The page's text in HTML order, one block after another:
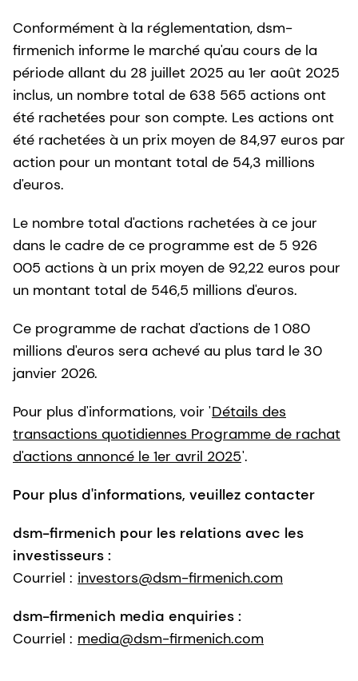
Conformément à la réglementation, dsm-
firmenich informe le marché qu'au cours de la
période allant du 28 juillet 2025 au 1er août 2025
inclus, un nombre total de 638 565 actions ont
été rachetées pour son compte. Les actions ont
été rachetées à un prix moyen de 84,97 euros par
action pour un montant total de 54,3 millions
d'euros.
Le nombre total d'actions rachetées à ce jour
dans le cadre de ce programme est de 5 926
005 actions à un prix moyen de 92,22 euros pour
un montant total de 546,5 millions d'euros.
Ce programme de rachat d'actions de 1 080
millions d'euros sera achevé au plus tard le 30
janvier 2026.
Pour plus d'informations, voir 'Détails des
transactions quotidiennes Programme de rachat
d'actions annoncé le 1er avril 2025'.
Pour plus d'informations, veuillez contacter
dsm-firmenich pour les relations avec les
investisseurs :
Courriel : investors@dsm-firmenich.com
dsm-firmenich media enquiries :
Courriel : media@dsm-firmenich.com